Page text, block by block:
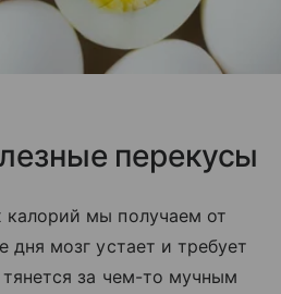
перекусы
мы получаем от
дня мозг устает и требует
за чем-то мучным